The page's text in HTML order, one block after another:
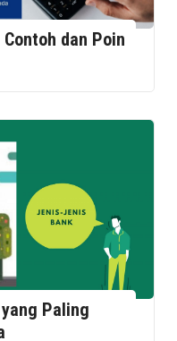
dan Poin
Paling